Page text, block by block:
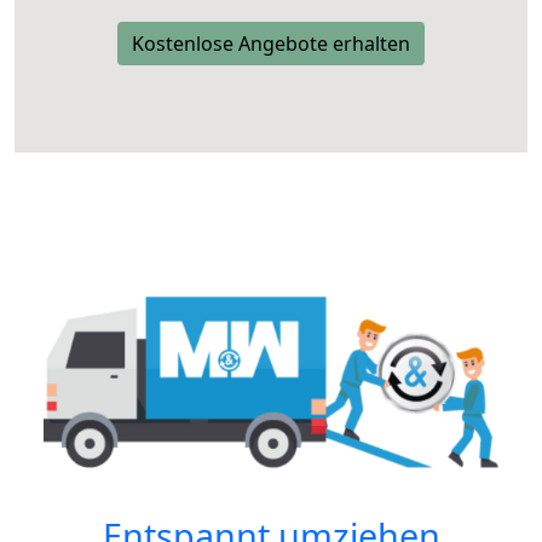
Kostenlose Angebote erhalten